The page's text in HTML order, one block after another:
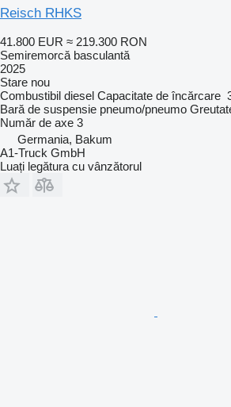
Reisch RHKS
41.800 EUR ≈ 219.300 RON
Semiremorcă basculantă
2025
Stare nou
Combustibil diesel Capacitate de încărcare
Bară de suspensie pneumo/pneumo
Număr de axe 3
Germania, Bakum
A1-Truck GmbH
Luați legătura cu vânzătorul